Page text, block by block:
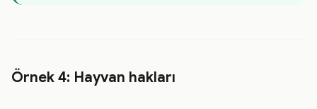
Örnek 4: Hayvan hakları